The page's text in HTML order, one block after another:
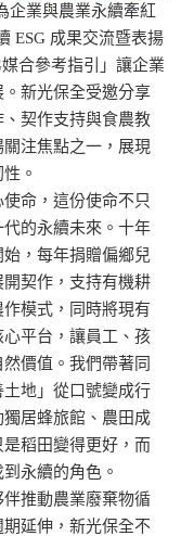
企業與農業永續牽紅
ESG 成果交流暨表揚
合參考指引」讓企業
新光保全受邀分享
契作支持與食農教
注焦點之一，展現
。
命，這份使命不只
的永續未來。十年
，每年捐贈偏鄉兒
契作，支持有機耕
模式，同時將現有
平台，讓員工、孩
價值。我們帶著同
地」從口號變成行
居蜂旅館、農田成
稻田變得更好，而
永續的角色。
推動農業廢棄物循
延伸，新光保全不